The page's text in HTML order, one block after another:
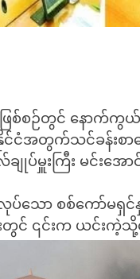
ဖြစ်စဉ်တွင် နောက်ကွ
င်ငံအတွက်သင်ခန်းစ
ချုပ်မှူးကြီး မင်းအေ
သော စစ်ကော်မရှင်
၎င်းက ယင်းကဲ့သို့ပြ